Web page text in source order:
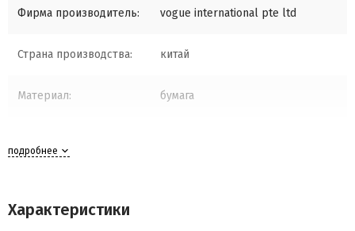
Фирма производитель: vogue international pte ltd
Страна производства: китай
Материал: бумага
подробнее
Характеристики